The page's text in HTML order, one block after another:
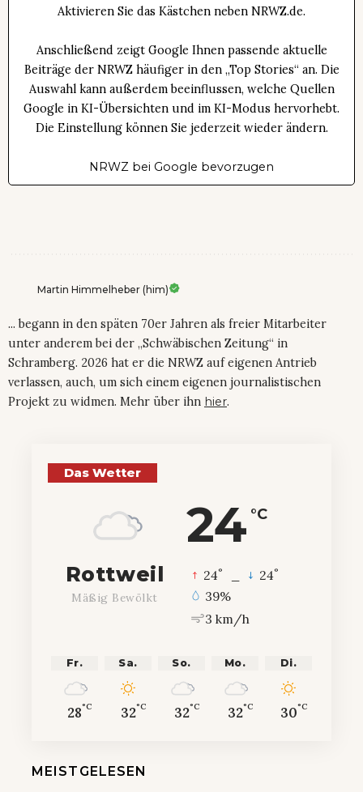
Aktivieren Sie das Kästchen neben NRWZ.de.
Anschließend zeigt Google Ihnen passende aktuelle
Beiträge der NRWZ häufiger in den „Top Stories“ an. Die
Auswahl kann außerdem beeinflussen, welche Quellen
Google in KI-Übersichten und im KI-Modus hervorhebt.
Die Einstellung können Sie jederzeit wieder ändern.
NRWZ bei Google bevorzugen
Martin Himmelheber (him)
... begann in den späten 70er Jahren als freier Mitarbeiter
unter anderem bei der „Schwäbischen Zeitung“ in
Schramberg. 2026 hat er die NRWZ auf eigenen Antrieb
verlassen, auch, um sich einem eigenen journalistischen
Projekt zu widmen. Mehr über ihn hier.
Das Wetter
24 °C
Rottweil
Mäßig Bewölkt
24° 24°
39%
3 km/h
Fr.
28°C
Sa.
32°C
So.
32°C
Mo.
32°C
Di.
30°C
MEISTGELESEN